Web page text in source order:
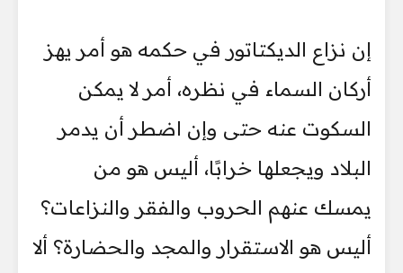
إن نزاع الديكتاتور في حكمه هو أمر يهز
أركان السماء في نظره، أمر لا يمكن
السكوت عنه حتى وإن اضطر أن يدمر
البلاد ويجعلها خرابًا، أليس هو من
يمسك عنهم الحروب والفقر والنزاعات؟
أليس هو الاستقرار والمجد والحضارة؟ ألا